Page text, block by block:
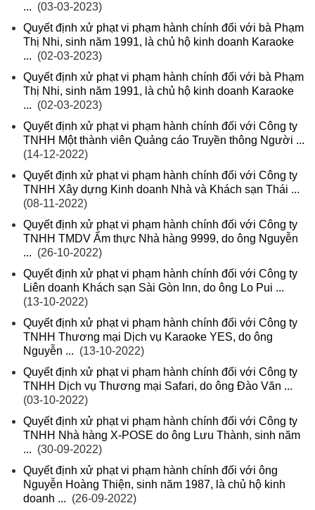
... (03-03-2023)
Quyết định xử phạt vi phạm hành chính đối với bà Phạm
Thị Nhi, sinh năm 1991, là chủ hộ kinh doanh Karaoke
... (02-03-2023)
Quyết định xử phạt vi phạm hành chính đối với bà Phạm
Thị Nhi, sinh năm 1991, là chủ hộ kinh doanh Karaoke
... (02-03-2023)
Quyết định xử phạt vi phạm hành chính đối với Công ty
TNHH Một thành viên Quảng cáo Truyền thông Người ...
(14-12-2022)
Quyết định xử phạt vi phạm hành chính đối với Công ty
TNHH Xây dựng Kinh doanh Nhà và Khách sạn Thái ...
(08-11-2022)
Quyết định xử phạt vi phạm hành chính đối với Công ty
TNHH TMDV Ẩm thực Nhà hàng 9999, do ông Nguyễn
... (26-10-2022)
Quyết định xử phạt vi phạm hành chính đối với Công ty
Liên doanh Khách sạn Sài Gòn Inn, do ông Lo Pui ...
(13-10-2022)
Quyết định xử phạt vi phạm hành chính đối với Công ty
TNHH Thương mại Dịch vụ Karaoke YES, do ông
Nguyễn ... (13-10-2022)
Quyết định xử phạt vi phạm hành chính đối với Công ty
TNHH Dịch vụ Thương mại Safari, do ông Đào Văn ...
(03-10-2022)
Quyết định xử phạt vi phạm hành chính đối với Công ty
TNHH Nhà hàng X-POSE do ông Lưu Thành, sinh năm
... (30-09-2022)
Quyết định xử phạt vi phạm hành chính đối với ông
Nguyễn Hoàng Thiện, sinh năm 1987, là chủ hộ kinh
doanh ... (26-09-2022)